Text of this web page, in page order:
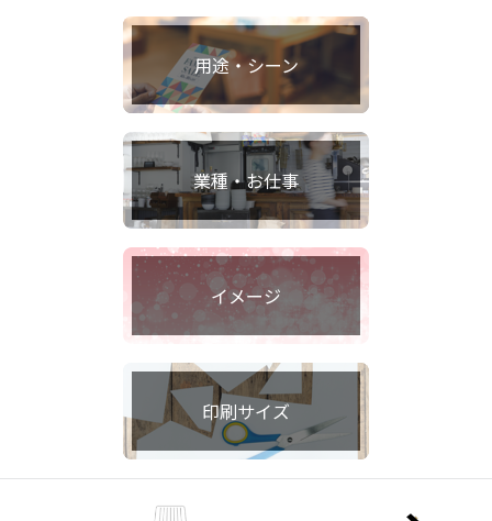
用途・シーン
業種・お仕事
イメージ
印刷サイズ